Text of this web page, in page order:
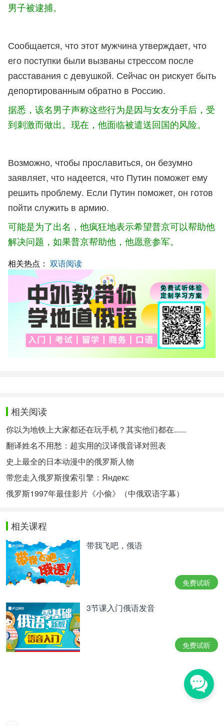
男子被逮捕。
Сообщается, что этот мужчина утверждает, что
его поступки были вызваны стрессом после
расставания с девушкой. Сейчас он рискует быть
депортированным обратно в Россию.
据悉，该名男子声称这些行为是因与女友分手后，受
到刺激而做出。现在，他面临被遣送回国的风险。
Возможно, чтобы прославиться, он безумно
заявляет, что надеется, что Путин поможет ему
решить проблему. Если Путин поможет, он готов
пойти служить в армию.
可能是为了出名，他疯狂地表示希望普京可以帮助他
解决问题，如果普京帮助他，他愿意参军。
相关热点： 双语阅读
相关阅读
你以为地铁上大家都还在玩手机？其实他们都在......
翻译姓名不用愁：超实用的汉译俄音译对照表
史上最全的日本动漫中的俄罗斯人物
带您走入俄罗斯搜索引擎：Яндекс
俄罗斯1997年最佳影片《小偷》（中俄双语字幕）
相关课程
带我飞吧，俄语
免费试听
3节课入门俄语发音
免费试听